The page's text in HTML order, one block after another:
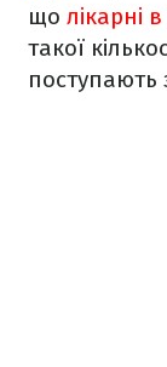
що лікарні в
такої
поступають